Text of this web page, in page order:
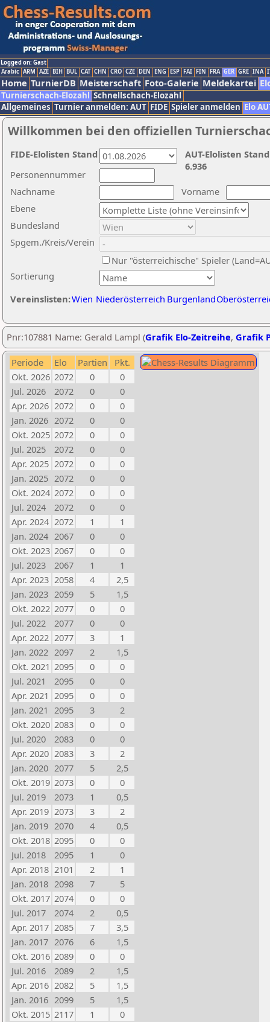
Logged on: Gast
Arabic ARM AZE BIH BUL CAT CHN CRO CZE DEN ENG ESP FAI FIN FRA GER GRE INA
Home TurnierDB Meisterschaft Foto-Galerie Meldekartei
Turnierschach-Elozahl Schnellschach-Elozahl
Allgemeines Turnier anmelden: AUT FIDE Spieler anmelden Elo
Willkommen bei den offiziellen
Nachname
Vorname
Ebene
Sortierung
Personennummer
Bundesland
Spgem./Kreis/Verein
Nur "österreichische" Spieler
Vereinslisten:Wien Niederösterreich Burgenland
AUT-Elolisten
6.936
FIDE-Elolisten Stand
Pnr:107881 Name: Gerald Lampl (Grafik Elo-Zeitreihe, Grafik
Periode Elo Partien
Pkt.
Okt. 2026 2072 0
0
Jul. 2026
2072 0
0
Apr. 2026 2072 0
0
Jan. 2026 2072 0
0
Okt. 2025 2072 0
0
Jul. 2025
2072 0
0
Apr. 2025 2072 0
0
Jan. 2025 2072 0
0
Okt. 2024 2072 0
0
Jul. 2024
2072 0
0
Apr. 2024 2072 1
1
Jan. 2024 2067 0
0
Okt. 2023 2067 0
0
Jul. 2023
2067 1
1
Apr. 2023 2058 4
2,5
Jan. 2023 2059 5
1,5
Okt. 2022 2077 0
0
Jul. 2022
2077 0
0
Apr. 2022 2077 3
1
Jan. 2022 2097 2
1,5
Okt. 2021 2095 0
0
Jul. 2021
2095 0
0
Apr. 2021 2095 0
0
Jan. 2021 2095 3
2
Okt. 2020 2083 0
0
Jul. 2020
2083 0
0
Apr. 2020 2083 3
2
Jan. 2020 2077 5
2,5
Okt. 2019 2073 0
0
Jul. 2019
2073 1
0,5
Apr. 2019 2073 3
2
Jan. 2019 2070 4
0,5
Okt. 2018 2095 0
0
Jul. 2018
2095 1
0
Apr. 2018 2101 2
1
Jan. 2018 2098 7
5
Okt. 2017 2074 0
0
Jul. 2017
2074 2
0,5
Apr. 2017 2085 7
3,5
Jan. 2017 2076 6
1,5
Okt. 2016 2089 0
0
Jul. 2016
2089 2
1,5
Apr. 2016 2082 5
1,5
Jan. 2016 2099 5
1,5
Okt. 2015 2117 1
0